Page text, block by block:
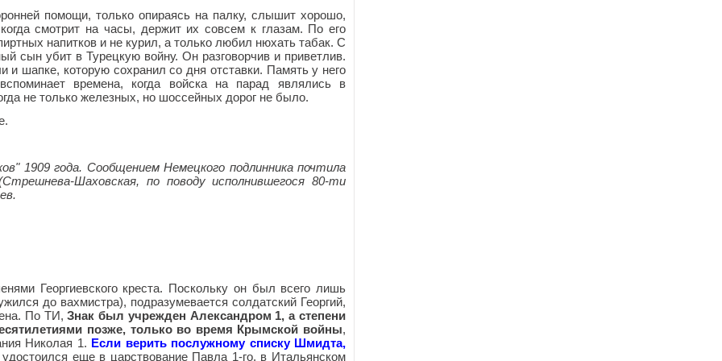
помощи, только опираясь на палку, слышит хорошо,
смотрит на часы, держит их совсем к глазам. По его
напитков и не курил, а только любил нюхать табак. С
сын убит в Турецкую войну. Он разговорчив и приветлив.
шапке, которую сохранил со дня отставки. Память у него
времена, когда войска на парад являлись в
не только железных, но шоссейных дорог не было.
1909 года. Сообщением Немецкого подлинника почтила
Шаховская, по поводу исполнившегося 80-ти
Георгиевского креста. Поскольку он был всего лишь
до вахмистра), подразумевается солдатский Георгий,
По ТИ,Знак был учрежден Александром 1, а степени
позже, только во время Крымской войны,
Николая 1. Если верить послужному списку Шмидта,
еще в царствование Павла 1-го, в Итальянском